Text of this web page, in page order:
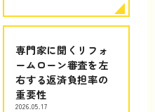
専門家に聞くリフォ
ームローン審査を左
右する返済負担率の
重要性
2026.05.17